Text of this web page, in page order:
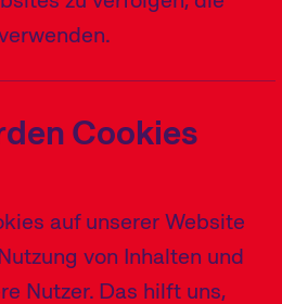
n
n
g
e
n
Cookies
auf unserer Website
von Inhalten und
Nutzer. Das hilft uns,